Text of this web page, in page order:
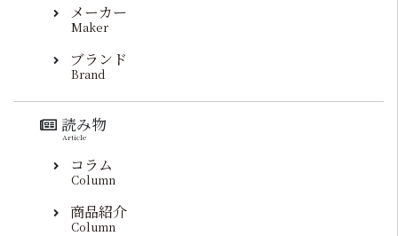
メーカー
Maker
ブランド
Brand
読み物
Article
コラム
Column
商品紹介
Column